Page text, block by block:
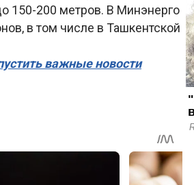
150-200 метров. В Минэнерго
в том числе в Ташкентской
важные новости